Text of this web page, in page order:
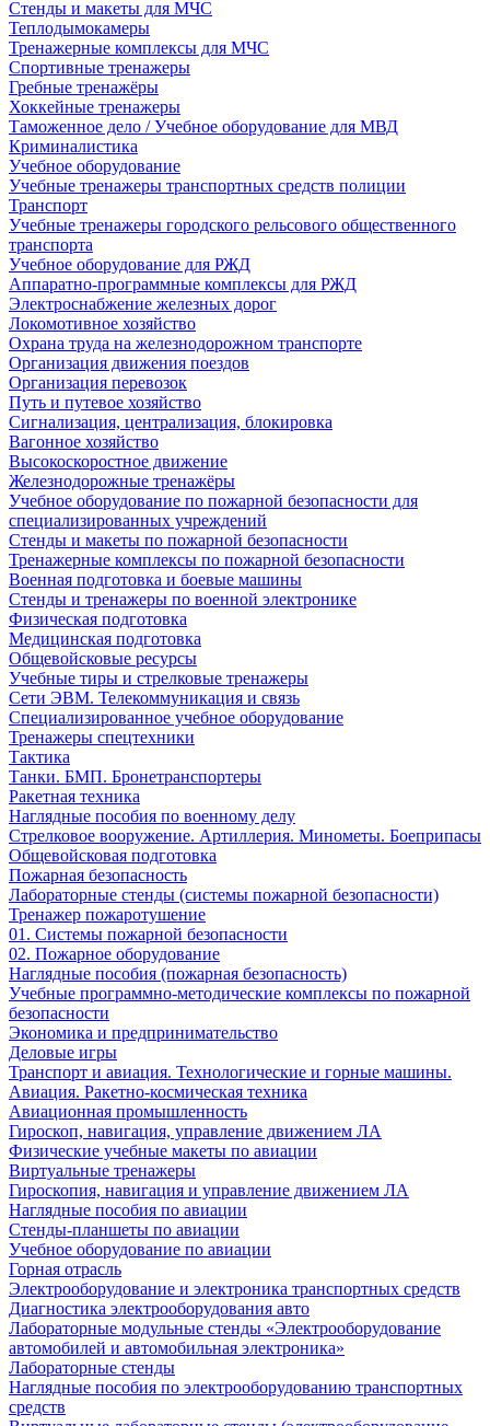
Стенды и макеты для МЧС
Теплодымокамеры
Тренажерные комплексы для МЧС
Спортивные тренажеры
Гребные тренажёры
Хоккейные тренажеры
Таможенное дело / Учебное оборудование для МВД
Криминалистика
Учебное оборудование
Учебные тренажеры транспортных средств полиции
Транспорт
Учебные тренажеры городского рельсового общественного
транспорта
Учебное оборудование для РЖД
Аппаратно-программные комплексы для РЖД
Электроснабжение железных дорог
Локомотивное хозяйство
Охрана труда на железнодорожном транспорте
Организация движения поездов
Организация перевозок
Путь и путевое хозяйство
Сигнализация, централизация, блокировка
Вагонное хозяйство
Высокоскоростное движение
Железнодорожные тренажёры
Учебное оборудование по пожарной безопасности для
специализированных учреждений
Стенды и макеты по пожарной безопасности
Тренажерные комплексы по пожарной безопасности
Военная подготовка и боевые машины
Стенды и тренажеры по военной электронике
Физическая подготовка
Медицинская подготовка
Общевойсковые ресурсы
Учебные тиры и стрелковые тренажеры
Сети ЭВМ. Телекоммуникация и связь
Специализированное учебное оборудование
Тренажеры спецтехники
Тактика
Танки. БМП. Бронетранспортеры
Ракетная техника
Наглядные пособия по военному делу
Стрелковое вооружение. Артиллерия. Минометы. Боеприпасы
Общевойсковая подготовка
Пожарная безопасность
Лабораторные стенды (системы пожарной безопасности)
Тренажер пожаротушение
01. Системы пожарной безопасности
02. Пожарное оборудование
Наглядные пособия (пожарная безопасность)
Учебные программно-методические комплексы по пожарной
безопасности
Экономика и предпринимательство
Деловые игры
Транспорт и авиация. Технологические и горные машины.
Авиация. Ракетно-космическая техника
Авиационная промышленность
Гироскоп, навигация, управление движением ЛА
Физические учебные макеты по авиации
Виртуальные тренажеры
Гироскопия, навигация и управление движением ЛА
Наглядные пособия по авиации
Стенды-планшеты по авиации
Учебное оборудование по авиации
Горная отрасль
Электрооборудование и электроника транспортных средств
Диагностика электрооборудования авто
Лабораторные модульные стенды «Электрооборудование
автомобилей и автомобильная электроника»
Лабораторные стенды
Наглядные пособия по электрооборудованию транспортных
средств